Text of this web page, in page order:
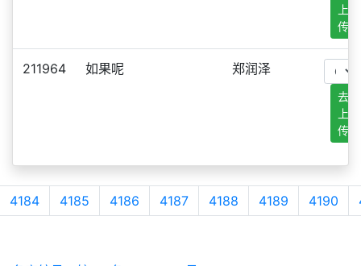
上
传
211964 如果呢 郑润泽
去
上
传
4184 4185 4186 4187 4188 4189 4190